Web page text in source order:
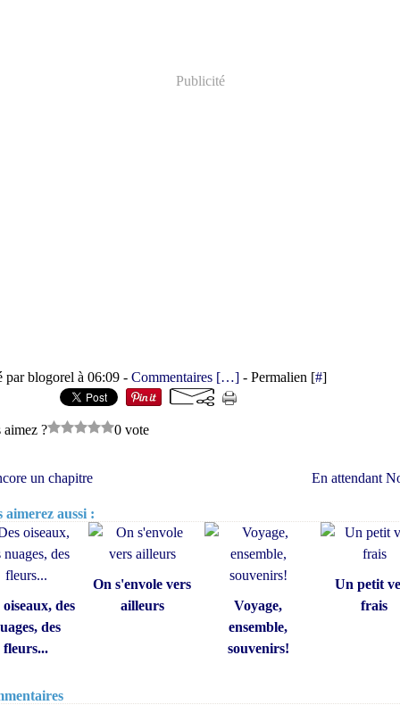
Publicité
par blogorel à 06:09 - Commentaires […] - Permalien [#]
aimez ? 0 vote
un chapitre En attendant
aimerez aussi :
oiseaux, des
des
fleurs...
On s'envole vers
ailleurs
Voyage,
ensemble,
souvenirs!
Un petit
frais